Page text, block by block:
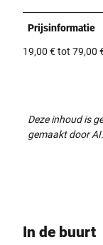
Prijsinformatie
19,00 € tot 79,00
Deze inhoud is
gemaakt door AI.
In de buurt